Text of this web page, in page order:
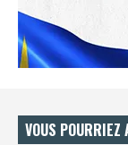
VOUS